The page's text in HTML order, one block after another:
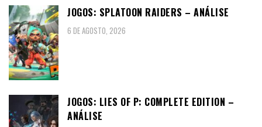
JOGOS: SPLATOON RAIDERS – ANÁLISE
6 DE AGOSTO, 2026
JOGOS: LIES OF P: COMPLETE EDITION –
ANÁLISE